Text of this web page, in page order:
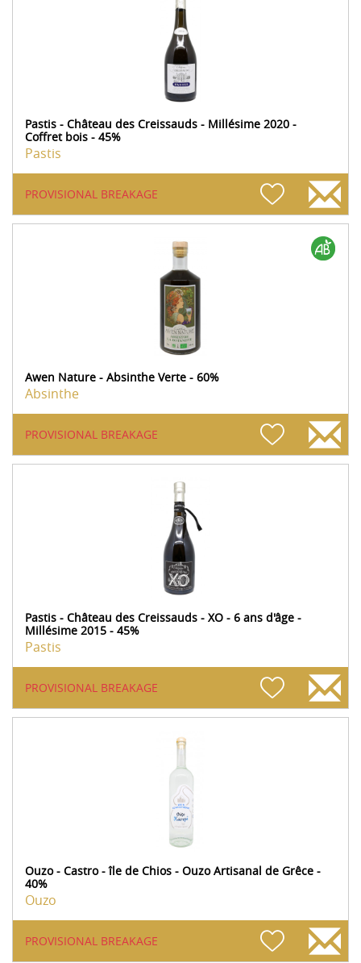
Pastis - Château des Creissauds - Millésime 2020 -
Coffret bois - 45%
Pastis
PROVISIONAL BREAKAGE
Awen Nature - Absinthe Verte - 60%
Absinthe
PROVISIONAL BREAKAGE
Pastis - Château des Creissauds - XO - 6 ans d'âge -
Millésime 2015 - 45%
Pastis
PROVISIONAL BREAKAGE
Ouzo - Castro - île de Chios - Ouzo Artisanal de Grêce -
40%
Ouzo
PROVISIONAL BREAKAGE